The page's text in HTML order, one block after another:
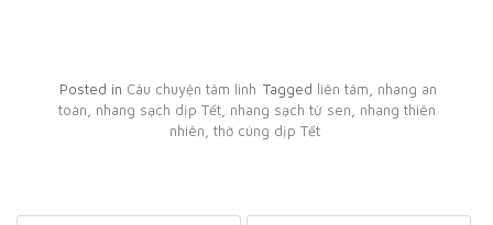
Posted in Câu chuyện tâm linh Tagged liên tâm, nhang an
toàn, nhang sạch dịp Tết, nhang sạch từ sen, nhang thiên
nhiên, thờ cúng dịp Tết